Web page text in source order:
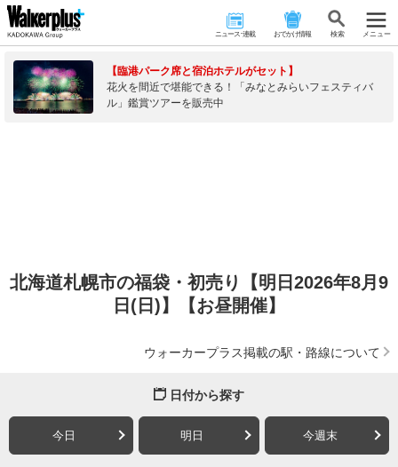
ニュース･連載 おでかけ情報 検 索 メニュー
【臨港パーク席と宿泊ホテルがセット】
花火を間近で堪能できる！「みなとみらいフェスティバ
ル」鑑賞ツアーを販売中
北海道札幌市の福袋・初売り【明日2026年8月9
日(日)】【お昼開催】
ウォーカープラス掲載の駅・路線について
日付から探す
今日 明日 今週末